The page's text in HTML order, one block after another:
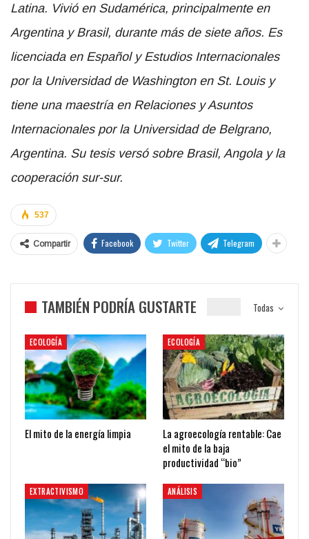
Latina. Vivió en Sudamérica, principalmente en
Argentina y Brasil, durante más de siete años. Es
licenciada en Español y Estudios Internacionales
por la Universidad de Washington en St. Louis y
tiene una maestría en Relaciones y Asuntos
Internacionales por la Universidad de Belgrano,
Argentina. Su tesis versó sobre Brasil, Angola y la
cooperación sur-sur.
537
Compartir Facebook Twitter Telegram
Todas
TAMBIÉN PODRÍA GUSTARTE
ECOLOGÍA
El mito de la energía limpia
ECOLOGÍA
La agroecología rentable: Cae
el mito de la baja
productividad “bio”
EXTRACTIVISMO ANÁLISIS